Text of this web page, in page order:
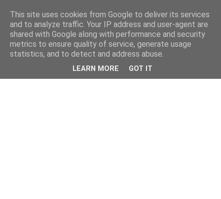
This site uses cookies from Google to deliver its services
and to analyze traffic. Your IP address and user-agent are
shared with Google along with performance and security
metrics to ensure quality of service, generate usage
statistics, and to detect and address abuse.
LEARN MORE GOT IT